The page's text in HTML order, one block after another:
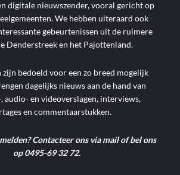
digitale nieuwszender, vooral gericht op
We hebben uiteraard ook
gebeurtenissen uit de ruimere
Denderstreek en het Pajottenland.
zijn bedoeld voor een zo breed mogelijk
dagelijks nieuws aan de hand van
audio- en videoverslagen, interviews,
en commentaarstukken.
Contacteer ons via mail of bel ons
op 0495-69 32 72.